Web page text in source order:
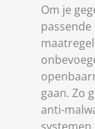
Om je
gaan. Zo
anti-